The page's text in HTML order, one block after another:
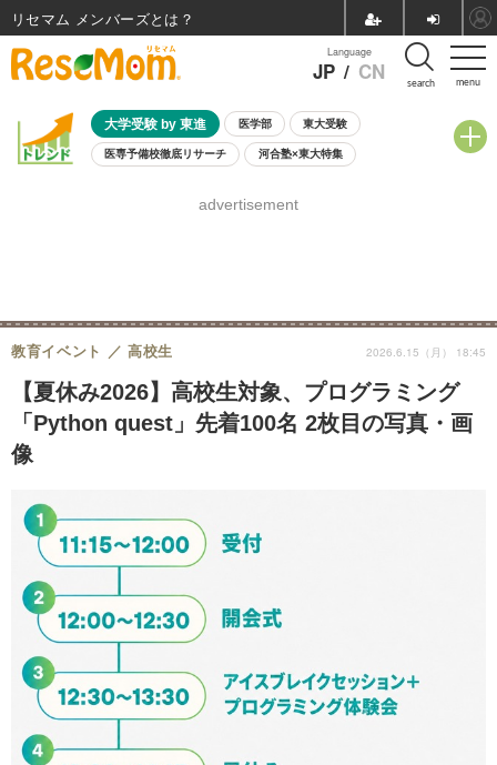
menu
Language
JP / CN search
大学受験 by 東進 医学部 東大受験
医専予備校徹底リサーチ 河合塾×東大特集
8月開催学校説明会・相談会
advertisement
【夏休み2026】高校生対象、プログラミング
「Python quest」先着100名 2枚目の写真・画
像
教育イベント 高校生 2026.6.15（月） 18:45
リセマム メンバーズ